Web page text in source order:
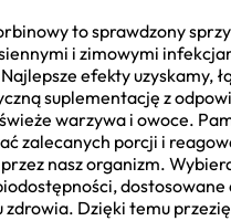
to sprawdzony
i zimowymi
efekty uzyskamy,
suplementację z
warzywa i owoce.
zalecanych porcji i
nasz organizm.
dostosowane
zdrowia. Dzięki temu